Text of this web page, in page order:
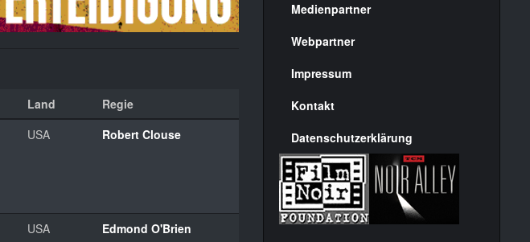
Land Regie
USA Robert Clouse
USA Edmond O'Brien
Menülinks
rechte
Seite
Medienpartner
Webpartner
Impressum
Kontakt
Datenschutzerklärung